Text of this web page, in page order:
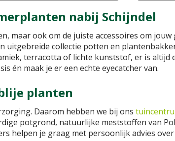
nabij Schijndel
maar ook om de juiste accessoires om
uitgebreide collectie potten en
terracotta of lichte kunststof, er is altijd
én maak je er een echte eyecatcher van.
planten
Daarom hebben we bij ons
potgrond, natuurlijke meststoffen van
helpen je graag met persoonlijk advies